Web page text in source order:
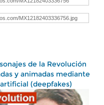
de la Revolución
y animadas mediante
(deepfakes)